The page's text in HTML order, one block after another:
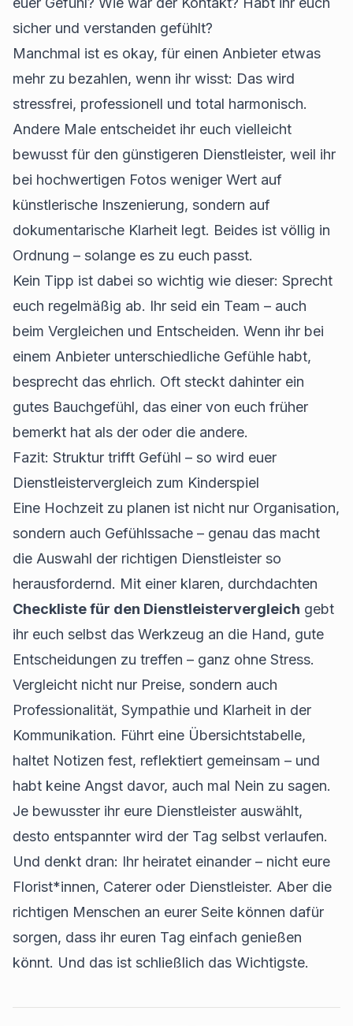
sicher und verstanden gefühlt?
Manchmal ist es okay, für einen Anbieter etwas
mehr zu bezahlen, wenn ihr wisst: Das wird
stressfrei, professionell und total harmonisch.
Andere Male entscheidet ihr euch vielleicht
bewusst für den günstigeren Dienstleister, weil ihr
bei hochwertigen Fotos weniger Wert auf
künstlerische Inszenierung, sondern auf
dokumentarische Klarheit legt. Beides ist völlig in
Ordnung – solange es zu euch passt.
Kein Tipp ist dabei so wichtig wie dieser: Sprecht
euch regelmäßig ab. Ihr seid ein Team – auch
beim Vergleichen und Entscheiden. Wenn ihr bei
einem Anbieter unterschiedliche Gefühle habt,
besprecht das ehrlich. Oft steckt dahinter ein
gutes Bauchgefühl, das einer von euch früher
bemerkt hat als der oder die andere.
Fazit: Struktur trifft Gefühl – so wird euer
Dienstleistervergleich zum Kinderspiel
Eine Hochzeit zu planen ist nicht nur Organisation,
sondern auch Gefühlssache – genau das macht
die Auswahl der richtigen Dienstleister so
herausfordernd. Mit einer klaren, durchdachten
Checkliste für den Dienstleistervergleich gebt
ihr euch selbst das Werkzeug an die Hand, gute
Entscheidungen zu treffen – ganz ohne Stress.
Vergleicht nicht nur Preise, sondern auch
Professionalität, Sympathie und Klarheit in der
Kommunikation. Führt eine Übersichtstabelle,
haltet Notizen fest, reflektiert gemeinsam – und
habt keine Angst davor, auch mal Nein zu sagen.
Je bewusster ihr eure Dienstleister auswählt,
desto entspannter wird der Tag selbst verlaufen.
Und denkt dran: Ihr heiratet einander – nicht eure
Florist*innen, Caterer oder Dienstleister. Aber die
richtigen Menschen an eurer Seite können dafür
sorgen, dass ihr euren Tag einfach genießen
könnt. Und das ist schließlich das Wichtigste.